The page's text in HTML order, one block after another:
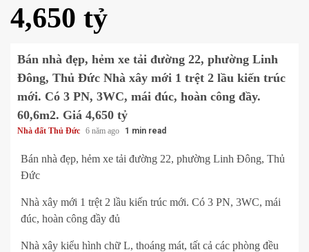
4,650 tỷ
Bán nhà đẹp, hẻm xe tải đường 22, phường Linh
Đông, Thủ Đức Nhà xây mới 1 trệt 2 lầu kiến trúc
mới. Có 3 PN, 3WC, mái đúc, hoàn công đầy.
60,6m2. Giá 4,650 tỷ
Nhà đất Thủ Đức 6 năm ago 1 min read
Bán nhà đẹp, hẻm xe tải đường 22, phường Linh Đông, Thủ
Đức
Nhà xây mới 1 trệt 2 lầu kiến trúc mới. Có 3 PN, 3WC, mái
đúc, hoàn công đầy đủ
Nhà xây kiểu hình chữ L, thoáng mát, tất cả các phòng đều